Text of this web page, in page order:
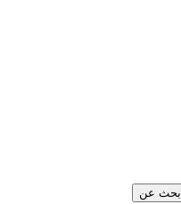
بحث عن